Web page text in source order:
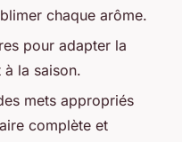
chaque arôme.
pour adapter la
la saison.
mets appropriés
complète et